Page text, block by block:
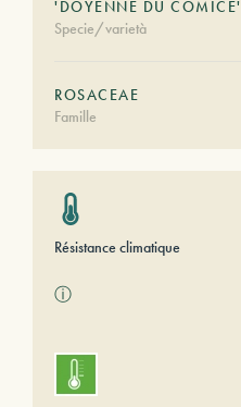
'DOYENNE DU COMICE'
Specie/varietà
ROSACEAE
Famille
Résistance climatique
ⓘ